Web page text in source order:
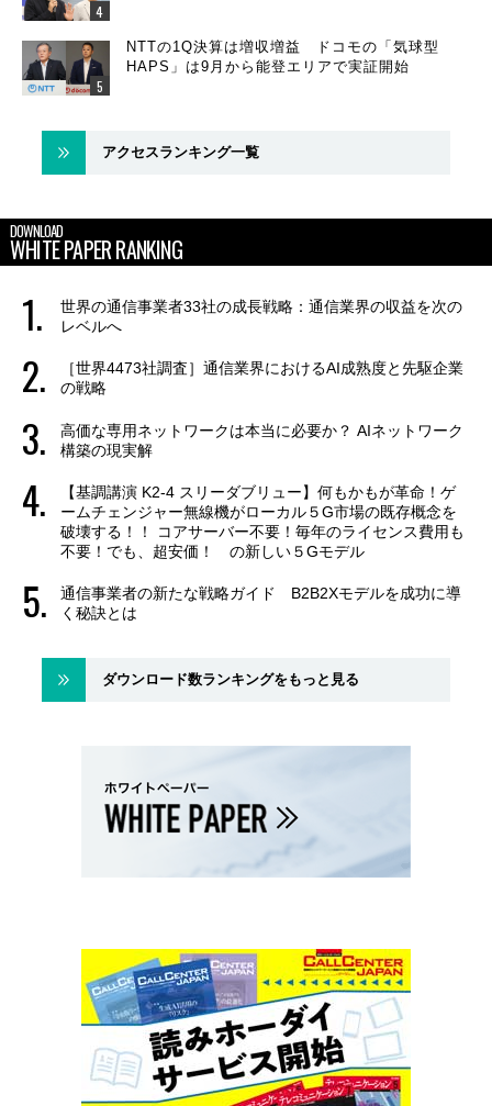
NTTの1Q決算は増収増益 ドコモの「気球型
HAPS」は9月から能登エリアで実証開始
アクセスランキング一覧
DOWNLOAD
WHITE PAPER RANKING
世界の通信事業者33社の成長戦略：通信業界の収益を次の
レベルへ
［世界4473社調査］通信業界におけるAI成熟度と先駆企業
の戦略
高価な専用ネットワークは本当に必要か？ AIネットワーク
構築の現実解
【基調講演 K2-4 スリーダブリュー】何もかもが革命！ゲ
ームチェンジャー無線機がローカル５G市場の既存概念を
破壊する！！ コアサーバー不要！毎年のライセンス費用も
不要！でも、超安価！ の新しい５Gモデル
通信事業者の新たな戦略ガイド B2B2Xモデルを成功に導
く秘訣とは
ダウンロード数ランキングをもっと見る